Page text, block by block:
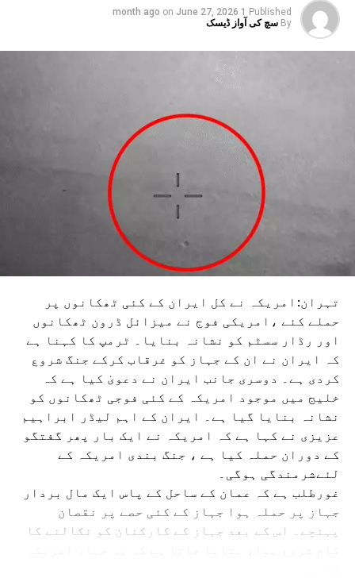
Published
1 month ago
on June 27, 2026
By سچ کی آواز ڈیسک
تہران:امریکہ نے کل ایران کے کئی ٹھکانوں پر
حملے کئے ،امریکی فوج نے میزائل ڈرون ٹھکانوں
اور رڈار سسٹم کو نشانہ بنایا۔ ٹرمپ کا کہنا ہے
کہ ایران نے ان کے جہاز کو غرقاب کرکے جنگ شروع
کردی ہے۔ دوسری جانب ایران نے دعویٰ کیا ہے کہ
خلیج میں موجود امریکہ کے کئی فوجی ٹھکانوں کو
نشانہ بنایا گیا ہے۔ ایران کے اہم لیڈر ابراہیم
عزیزی نے کہا ہے کہ امریکہ نے ایک بار پھر گفتگو
کے دوران حملہ کیا ہے ، جنگ بندی امریکہ کے
لئےشرمندگی ہوگی۔
غورطلب ہے کہ عمان کے ساحل کے پاس ایک مال بردار
جہاز پر حملہ ہوا جہاز کے کئی حصے پر نقصان
پہنچے۔ اس کے بعد جہاز کے کارکنان کو نکالنے کا